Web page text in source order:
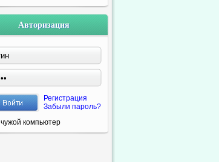
Авторизация
Регистрация
Забыли пароль?
чужой компьютер